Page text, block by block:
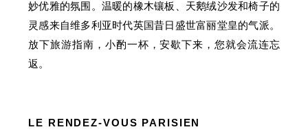
妙优雅的氛围。温暖的橡木镶板、天鹅绒沙发和椅子的
灵感来自维多利亚时代英国昔日盛世富丽堂皇的气派。
放下旅游指南，小酌一杯，安歇下来，您就会流连忘
返。
LE RENDEZ-VOUS PARISIEN